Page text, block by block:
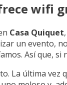
wifi
Casa Quiquet
un evento,
Así que, si
La última vez